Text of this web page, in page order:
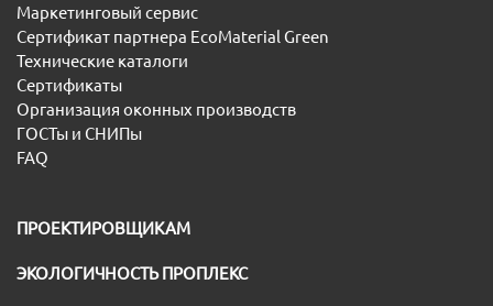
Маркетинговый сервис
Сертификат партнера EcoMaterial Green
Технические каталоги
Сертификаты
Организация оконных производств
ГОСТы и СНИПы
FAQ
ПРОЕКТИРОВЩИКАМ
ЭКОЛОГИЧНОСТЬ ПРОПЛЕКС